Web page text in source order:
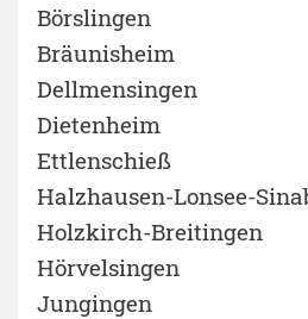
Börslingen
Bräunisheim
Dellmensingen
Dietenheim
Ettlenschieß
Halzhausen-Lonsee-
Holzkirch-Breitingen
Hörvelsingen
Jungingen